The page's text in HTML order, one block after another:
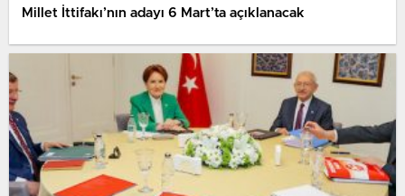
Millet İttifakı’nın adayı 6 Mart’ta açıklanacak